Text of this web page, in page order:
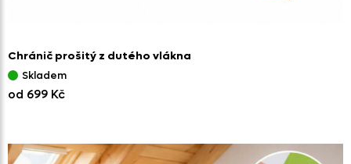
Chránič prošitý z dutého vlákna
Skladem
od 699 Kč